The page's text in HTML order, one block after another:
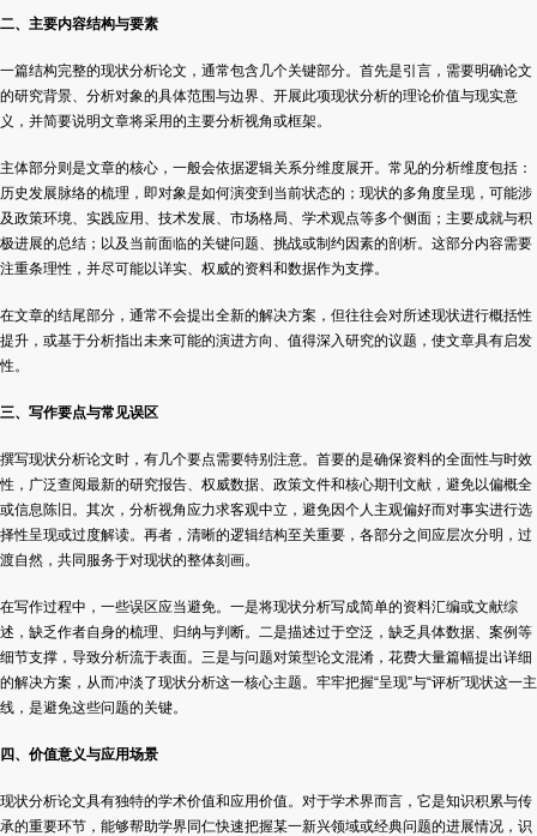
二、主要内容结构与要素
一篇结构完整的现状分析论文，通常包含几个关键部分。首先是引言，需要明确论文
的研究背景、分析对象的具体范围与边界、开展此项现状分析的理论价值与现实意
义，并简要说明文章将采用的主要分析视角或框架。
主体部分则是文章的核心，一般会依据逻辑关系分维度展开。常见的分析维度包括：
历史发展脉络的梳理，即对象是如何演变到当前状态的；现状的多角度呈现，可能涉
及政策环境、实践应用、技术发展、市场格局、学术观点等多个侧面；主要成就与积
极进展的总结；以及当前面临的关键问题、挑战或制约因素的剖析。这部分内容需要
注重条理性，并尽可能以详实、权威的资料和数据作为支撑。
在文章的结尾部分，通常不会提出全新的解决方案，但往往会对所述现状进行概括性
提升，或基于分析指出未来可能的演进方向、值得深入研究的议题，使文章具有启发
性。
三、写作要点与常见误区
撰写现状分析论文时，有几个要点需要特别注意。首要的是确保资料的全面性与时效
性，广泛查阅最新的研究报告、权威数据、政策文件和核心期刊文献，避免以偏概全
或信息陈旧。其次，分析视角应力求客观中立，避免因个人主观偏好而对事实进行选
择性呈现或过度解读。再者，清晰的逻辑结构至关重要，各部分之间应层次分明，过
渡自然，共同服务于对现状的整体刻画。
在写作过程中，一些误区应当避免。一是将现状分析写成简单的资料汇编或文献综
述，缺乏作者自身的梳理、归纳与判断。二是描述过于空泛，缺乏具体数据、案例等
细节支撑，导致分析流于表面。三是与问题对策型论文混淆，花费大量篇幅提出详细
的解决方案，从而冲淡了现状分析这一核心主题。牢牢把握“呈现”与“评析”现状这一主
线，是避免这些问题的关键。
四、价值意义与应用场景
现状分析论文具有独特的学术价值和应用价值。对于学术界而言，它是知识积累与传
承的重要环节，能够帮助学界同仁快速把握某一新兴领域或经典问题的进展情况，识